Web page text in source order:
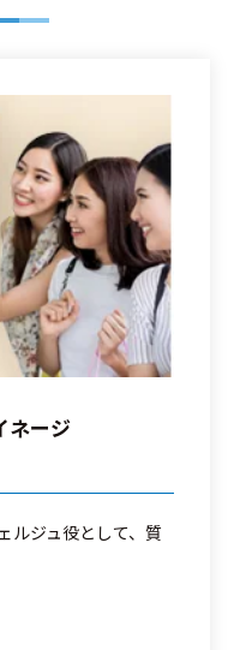
ネージ
ルジュ役として、質